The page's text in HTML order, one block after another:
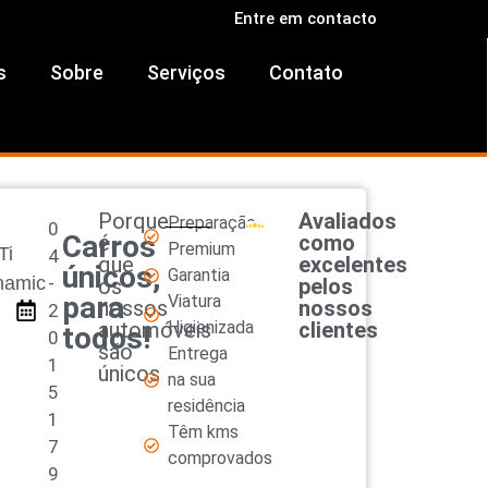
Entre em contacto
Sobre Serviços Contato
0
4
-
2
0
1
5
1
7
9
Carros
únicos,
para
todos!
Porque
é
que
os
nossos
automóveis
são
únicos
Preparação
Premium
Garantia
Viatura
Higienizada
Entrega
na sua
residência
Têm kms
comprovados
Avaliados
como
excelentes
pelos
nossos
clientes